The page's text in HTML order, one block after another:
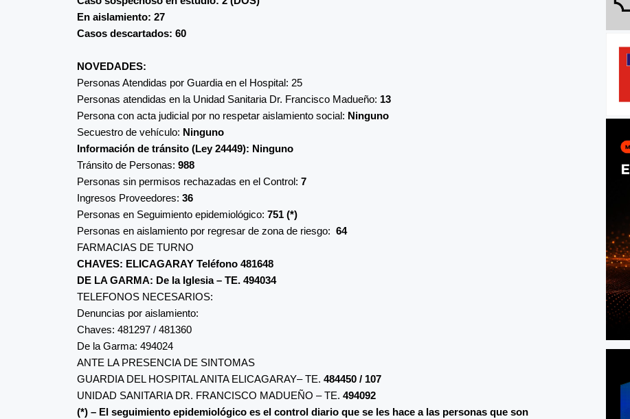
En aislamiento: 27
Casos descartados: 60
NOVEDADES:
Personas Atendidas por Guardia en el Hospital: 25
Personas atendidas en la Unidad Sanitaria Dr. Francisco Madueño: 13
Persona con acta judicial por no respetar aislamiento social: Ninguno
Secuestro de vehículo: Ninguno
Información de tránsito (Ley 24449): Ninguno
Tránsito de Personas: 988
Personas sin permisos rechazadas en el Control: 7
Ingresos Proveedores: 36
Personas en Seguimiento epidemiológico: 751 (*)
Personas en aislamiento por regresar de zona de riesgo: 64
FARMACIAS DE TURNO
CHAVES: ELICAGARAY Teléfono 481648
DE LA GARMA: De la Iglesia – TE. 494034
TELEFONOS NECESARIOS:
Denuncias por aislamiento:
Chaves: 481297 / 481360
De la Garma: 494024
ANTE LA PRESENCIA DE SINTOMAS
GUARDIA DEL HOSPITAL ANITA ELICAGARAY– TE. 484450 / 107
UNIDAD SANITARIA DR. FRANCISCO MADUEÑO – TE. 494092
(*) – El seguimiento epidemiológico es el control diario que se les hace a las personas que son